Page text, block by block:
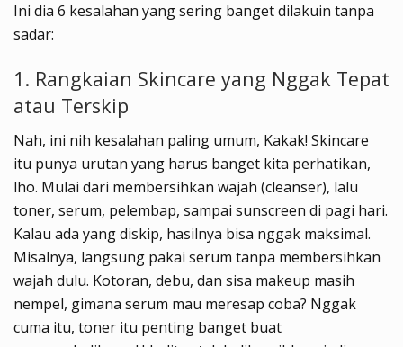
Ini dia 6 kesalahan yang sering banget dilakuin tanpa
sadar:
1. Rangkaian Skincare yang Nggak Tepat
atau Terskip
Nah, ini nih kesalahan paling umum, Kakak! Skincare
itu punya urutan yang harus banget kita perhatikan,
lho. Mulai dari membersihkan wajah (cleanser), lalu
toner, serum, pelembap, sampai sunscreen di pagi hari.
Kalau ada yang diskip, hasilnya bisa nggak maksimal.
Misalnya, langsung pakai serum tanpa membersihkan
wajah dulu. Kotoran, debu, dan sisa makeup masih
nempel, gimana serum mau meresap coba? Nggak
cuma itu, toner itu penting banget buat